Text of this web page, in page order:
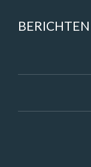
BERICHTEN